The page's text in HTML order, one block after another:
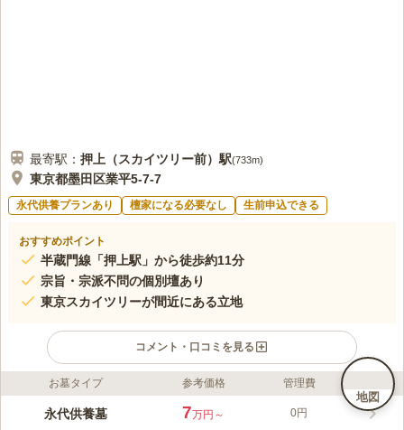
地図
最寄駅： 押上（スカイツリー前）駅(733m)
東京都墨田区業平5-7-7
永代供養プランあり 檀家になる必要なし 生前申込できる
おすすめポイント
半蔵門線「押上駅」から徒歩約11分
宗旨・宗派不問の個別壇あり
東京スカイツリーが間近にある立地
コメント・口コミを見る
ライフドット編集部のコメント
すぐ近くに東京スカイツリーがある、都会ならではの立地です。
お墓タイプ 参考価格 管理費
永代供養墓 7万円～ 0円